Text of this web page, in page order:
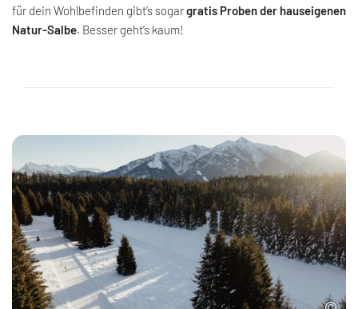
für dein Wohlbefinden gibt’s sogargratis Proben der hauseigenen
Natur-Salbe. Besser geht’s kaum!